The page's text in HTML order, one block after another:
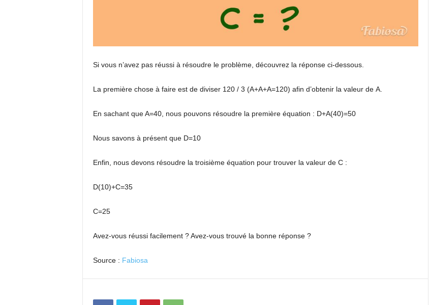
Si vous n’avez pas réussi à résoudre le problème, découvrez la réponse ci-dessous.
La première chose à faire est de diviser 120 / 3 (A+A+A=120) afin d’obtenir la valeur de A.
En sachant que A=40, nous pouvons résoudre la première équation : D+A(40)=50
Nous savons à présent que D=10
Enfin, nous devons résoudre la troisième équation pour trouver la valeur de C :
D(10)+C=35
C=25
Avez-vous réussi facilement ? Avez-vous trouvé la bonne réponse ?
Source : Fabiosa